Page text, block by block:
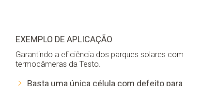
EXEMPLO DE APLICAÇÃO
Garantindo a eficiência dos parques solares com
termocâmeras da Testo.
Basta uma única célula com defeito para